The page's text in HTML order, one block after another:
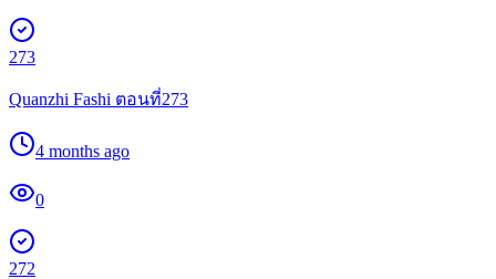
273
Quanzhi Fashi ตอนที่273
4 months ago
0
272